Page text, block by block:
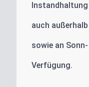
Instandhaltung
auch
sowie an
Verfügung.